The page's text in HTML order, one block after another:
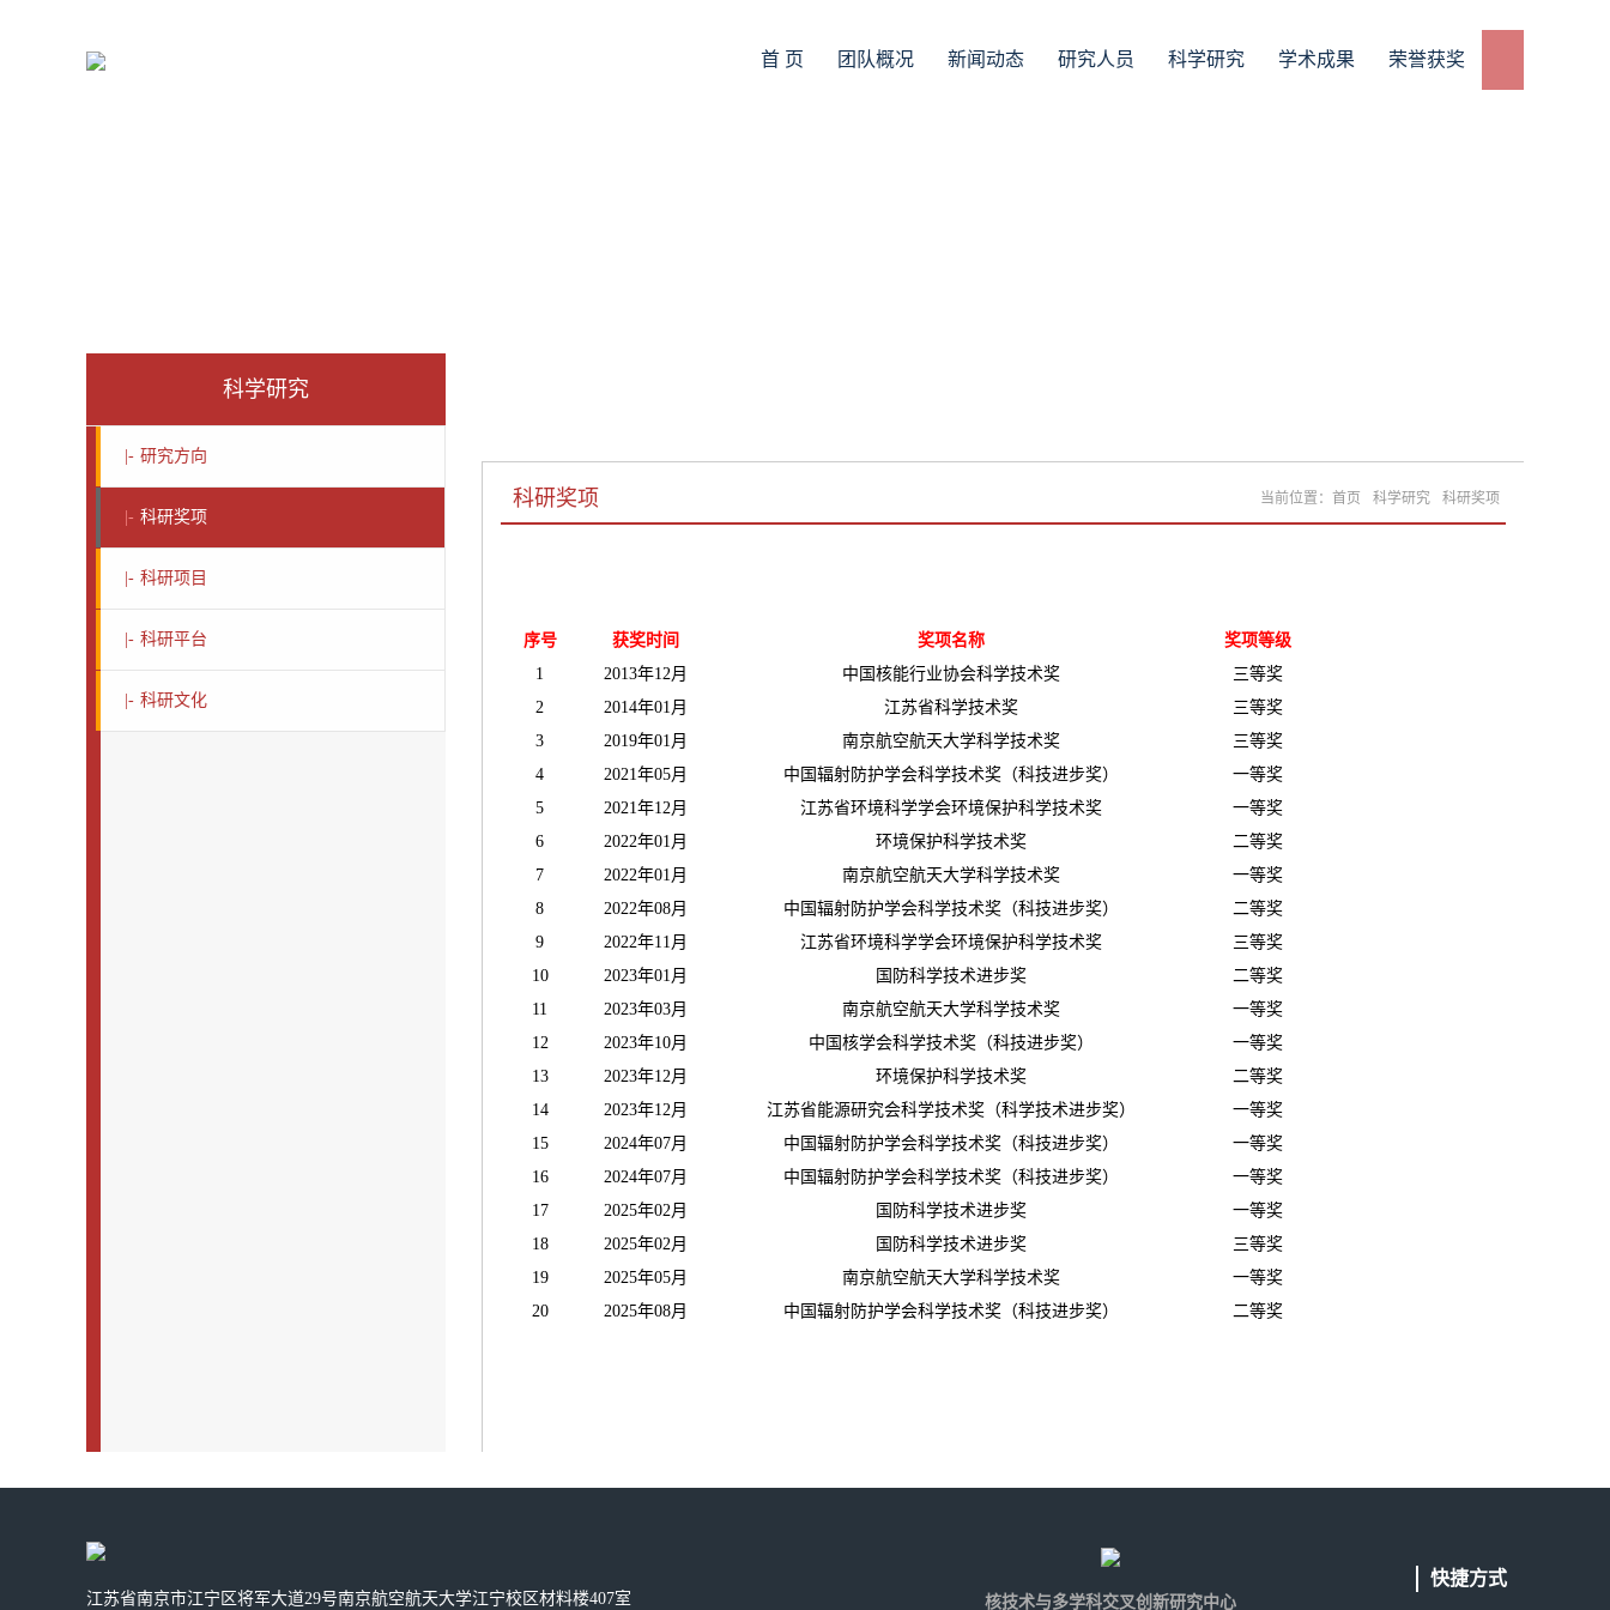
首 页 团队概况 新闻动态 研究人员 科学研究 学术成果 荣誉获奖
科学研究
|- 研究方向
|- 科研奖项
|- 科研项目
|- 科研平台
|- 科研文化
科研奖项 当前位置： 首页 科学研究 科研奖项
序号 获奖时间 奖项名称
奖项等级
1
2013年12月 中国核能行业协会科学技术奖
三等奖
2
2014年01月 江苏省科学技术奖
三等奖
3
2019年01月 南京航空航天大学科学技术奖
三等奖
4
2021年05月 中国辐射防护学会科学技术奖（科技进步奖）
一等奖
5
2021年12月 江苏省环境科学学会环境保护科学技术奖
一等奖
6
2022年01月 环境保护科学技术奖
二等奖
7
2022年01月 南京航空航天大学科学技术奖
一等奖
8
2022年08月 中国辐射防护学会科学技术奖（科技进步奖）
二等奖
9
2022年11月 江苏省环境科学学会环境保护科学技术奖
三等奖
10
2023年01月 国防科学技术进步奖
二等奖
11
2023年03月 南京航空航天大学科学技术奖
一等奖
12
2023年10月 中国核学会科学技术奖（科技进步奖）
一等奖
13
2023年12月 环境保护科学技术奖
二等奖
14
2023年12月 江苏省能源研究会科学技术奖（科学技术进步奖）
一等奖
15
2024年07月 中国辐射防护学会科学技术奖（科技进步奖）
一等奖
16
2024年07月 中国辐射防护学会科学技术奖（科技进步奖）
一等奖
17
2025年02月 国防科学技术进步奖
一等奖
18
2025年02月 国防科学技术进步奖
三等奖
19
2025年05月 南京航空航天大学科学技术奖
一等奖
20
2025年08月 中国辐射防护学会科学技术奖（科技进步奖） 二等奖
江苏省南京市江宁区将军大道29号南京航空航天大学江宁校区材料楼407室 核技术与多学科交叉创新研究中心
快捷方式